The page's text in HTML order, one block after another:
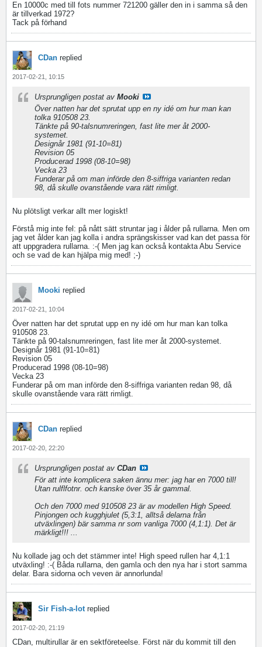
En 10000c med till fots nummer 721200 gäller den in i samma så den
är tillverkad 1972?
Tack på förhand
CDan replied
2017-02-21, 10:15
Ursprungligen postat av Mooki
Över natten har det sprutat upp en ny idé om hur man kan
tolka 910508 23.
Tänkte på 90-talsnumreringen, fast lite mer åt 2000-
systemet.
Designår 1981 (91-10=81)
Revision 05
Producerad 1998 (08-10=98)
Vecka 23
Funderar på om man införde den 8-siffriga varianten redan
98, då skulle ovanstående vara rätt rimligt.
Nu plötsligt verkar allt mer logiskt!
Förstå mig inte fel: på nått sätt struntar jag i ålder på rullarna. Men om
jag vet ålder kan jag kolla i andra sprängskisser vad kan det passa för
att uppgradera rullarna. :-( Men jag kan också kontakta Abu Service
och se vad de kan hjälpa mig med! ;-)
Mooki replied
2017-02-21, 10:04
Över natten har det sprutat upp en ny idé om hur man kan tolka
910508 23.
Tänkte på 90-talsnumreringen, fast lite mer åt 2000-systemet.
Designår 1981 (91-10=81)
Revision 05
Producerad 1998 (08-10=98)
Vecka 23
Funderar på om man införde den 8-siffriga varianten redan 98, då
skulle ovanstående vara rätt rimligt.
CDan replied
2017-02-20, 22:20
Ursprungligen postat av CDan
För att inte komplicera saken ännu mer: jag har en 7000 till!
Utan rulflfotnr. och kanske över 35 år gammal.
Och den 7000 med 910508 23 är av modellen High Speed.
Pinjongen och kugghjulet (5,3:1, alltså delarna från
utväxlingen) bär samma nr som vanliga 7000 (4,1:1). Det är
märkligt!!! ...
Nu kollade jag och det stämmer inte! High speed rullen har 4,1:1
utväxling! :-( Båda rullarna, den gamla och den nya har i stort samma
delar. Bara sidorna och veven är annorlunda!
Sir Fish-a-lotreplied
2017-02-20, 21:19
CDan, multirullar är en sektföreteelse. Först när du kommit till den